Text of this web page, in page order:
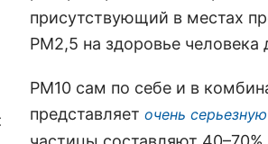
присутствующий в местах
РМ2,5 на здоровье
РМ10 сам по себе и в
представляет очень